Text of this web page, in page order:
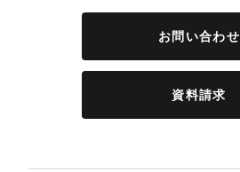
お問い合わせ
資料請求